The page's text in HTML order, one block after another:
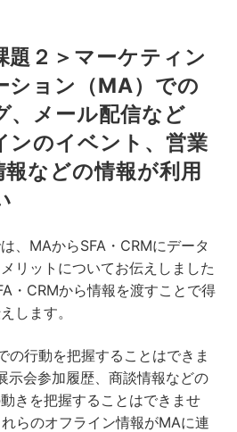
題２＞マーケティン
ション（MA）での
、メール配信など
ンのイベント、営業
などの情報が利用
、MAからSFA・CRMにデータ
リットについてお伝えしました
・CRMから情報を渡すことで得
します。
の行動を把握することはできま
示会参加履歴、商談情報などの
きを把握することはできませ
らのオフライン情報がMAに連